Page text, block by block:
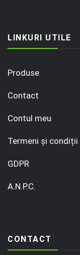
LINKURI UTILE
Produse
Contact
Contul meu
Termeni și condiții
GDPR
A.N.P.C.
CONTACT